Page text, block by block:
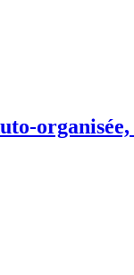
uto-organisée,